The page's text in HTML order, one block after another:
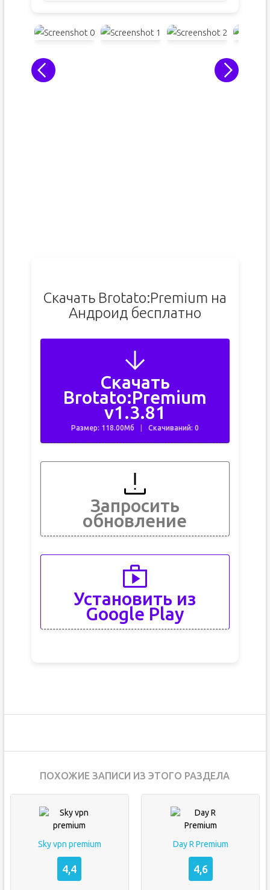
Скачать Brotato:Premium на
Андроид бесплатно
Скачать
Brotato:Premium
v1.3.81
Размер: 118.00Мб Скачиваний: 0
Запросить
обновление
Установить из
Google Play
ПОХОЖИЕ ЗАПИСИ ИЗ ЭТОГО РАЗДЕЛА
Sky vpn premium
4,4
Day R Premium
4,6